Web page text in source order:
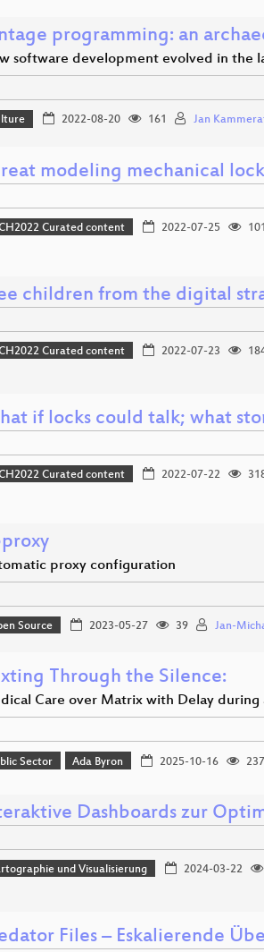
programming: an
software development evolved in the
2022-08-20 161 Jan
modeling mechanical
Curated content 2022-07-25 101
children from the digital
Curated content 2022-07-23
if locks could talk; what
Curated content 2022-07-22
proxy configuration
Source 2023-05-27 39 Jan-
Through the Silence:
Care over Matrix with Delay
Sector Ada Byron 2025-10-16 237
Dashboards zur
und Visualisierung 2024-03-22
Files – Eskalierende